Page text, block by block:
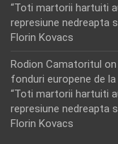
“Toti martorii hartuiti
represiune nedreapta
Florin Kovacs
Rodion Camatoritul on
fonduri europene de
“Toti martorii hartuiti
represiune nedreapta
Florin Kovacs